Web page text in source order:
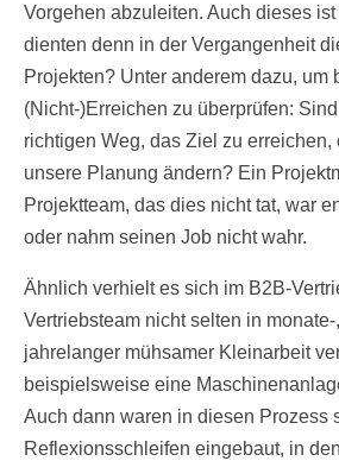
Vorgehen abzuleiten. Auch dieses
dienten denn in der Vergangenheit
Projekten? Unter anderem dazu, um
(Nicht-)Erreichen zu überprüfen:
richtigen Weg, das Ziel zu erreichen,
unsere Planung ändern? Ein
Projektteam, das dies nicht tat, war
oder nahm seinen Job nicht wahr.
Ähnlich verhielt es sich im B2B-
Vertriebsteam nicht selten in
jahrelanger mühsamer Kleinarbeit
beispielsweise eine
Auch dann waren in diesen Prozess
Reflexionsschleifen eingebaut, in